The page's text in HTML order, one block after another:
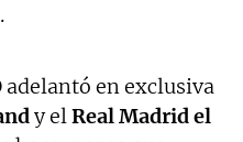
adelantó en exclusiva
y elReal Madrid el